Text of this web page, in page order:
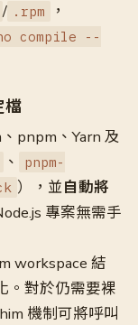
/ .rpm
，
compile --
檔
pnpm、Yarn 及
、
pnpm-
），並自動將
專案無需手
workspace 結
。對於仍需要裸
機制可將呼叫